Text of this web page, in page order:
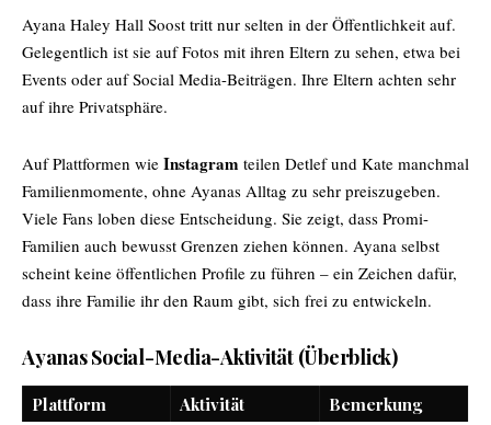
Ayana Haley Hall Soost tritt nur selten in der Öffentlichkeit auf.
Gelegentlich ist sie auf Fotos mit ihren Eltern zu sehen, etwa bei
Events oder auf Social Media-Beiträgen. Ihre Eltern achten sehr
auf ihre Privatsphäre.
Auf Plattformen wie Instagram teilen Detlef und Kate manchmal
Familienmomente, ohne Ayanas Alltag zu sehr preiszugeben.
Viele Fans loben diese Entscheidung. Sie zeigt, dass Promi-
Familien auch bewusst Grenzen ziehen können. Ayana selbst
scheint keine öffentlichen Profile zu führen – ein Zeichen dafür,
dass ihre Familie ihr den Raum gibt, sich frei zu entwickeln.
Ayanas Social-Media-Aktivität (Überblick)
Plattform Aktivität Bemerkung